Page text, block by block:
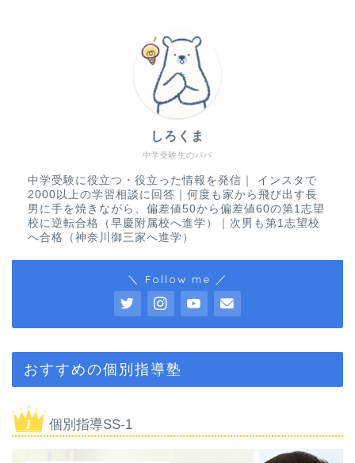
中学受験生のパパ
しろくま
中学受験に役立つ・役立った情報を発信｜ インスタで
2000以上の学習相談に回答｜何度も家から飛び出す長
男に手を焼きながら、偏差値50から偏差値60の第1志望
校に逆転合格（早慶附属校へ進学）｜次男も第1志望校
へ合格（神奈川御三家へ進学）
＼ Follow me ／
おすすめの個別指導塾
個別指導SS-1